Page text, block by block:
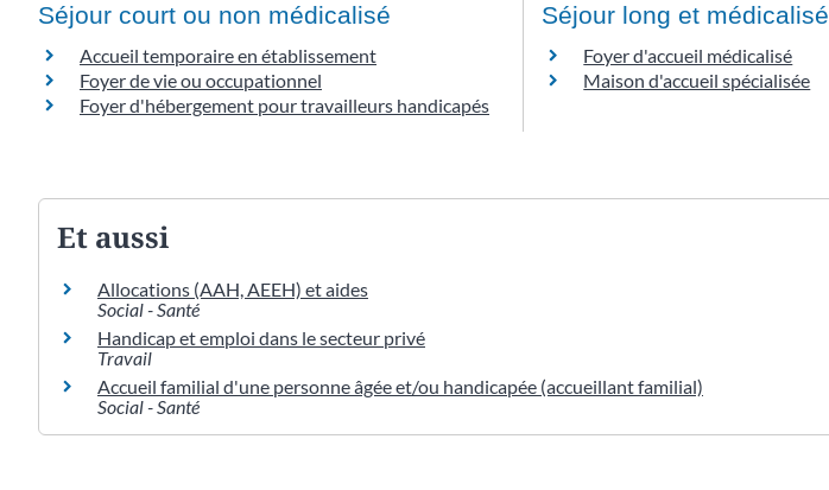
Séjour court ou non médicalisé
Accueil temporaire en établissement
Foyer de vie ou occupationnel
Foyer d'hébergement pour travailleurs handicapés
Séjour long et médicalisé
Foyer d'accueil médicalisé
Maison d'accueil spécialisée
Et aussi
Allocations (AAH, AEEH) et aides
Social - Santé
Handicap et emploi dans le secteur privé
Travail
Accueil familial d'une personne âgée et/ou handicapée (accueillant familial)
Social - Santé